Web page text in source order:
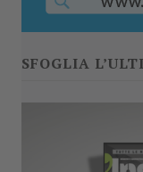
SFOGLIA